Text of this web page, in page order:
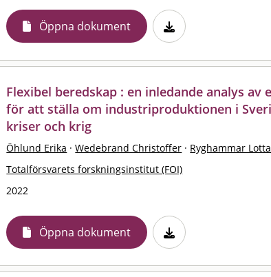
Öppna dokument
Flexibel beredskap : en inledande analys av
för att ställa om industriproduktionen i
kriser och krig
Öhlund Erika · Wedebrand Christoffer · Ryghammar Lotta
Totalförsvarets forskningsinstitut (FOI)
2022
Öppna dokument